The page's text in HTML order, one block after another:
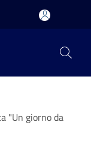
"Un giorno da